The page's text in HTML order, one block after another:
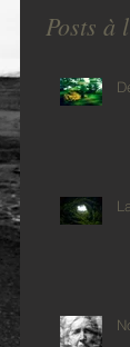
Posts à